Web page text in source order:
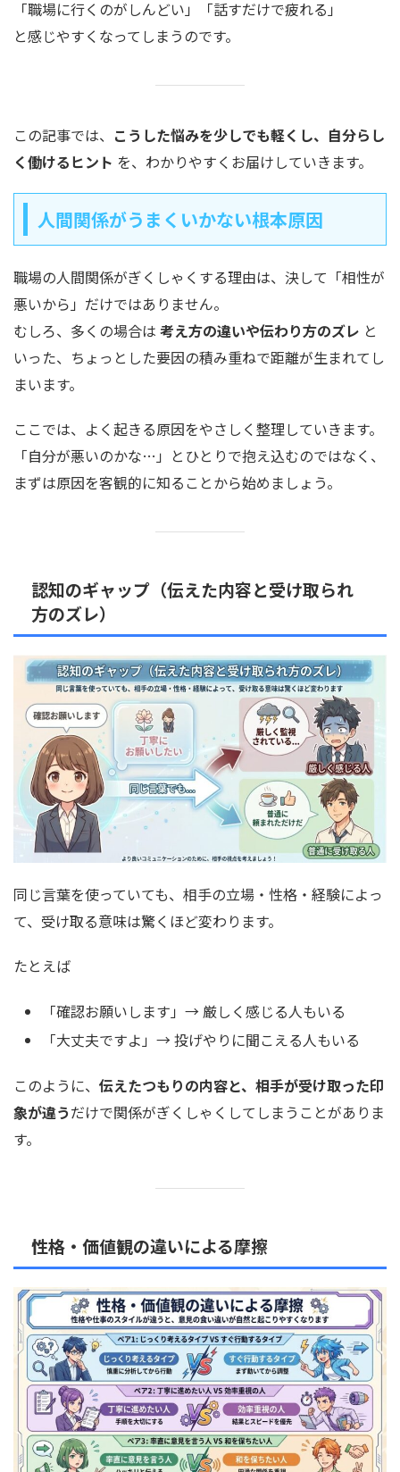
「職場に行くのがしんどい」「話すだけで疲れる」
と感じやすくなってしまうのです。
この記事では、 こうした悩みを少しでも軽くし、自分らし
く働けるヒント を、わかりやすくお届けしていきます。
人間関係がうまくいかない根本原因
職場の人間関係がぎくしゃくする理由は、決して「相性が
悪いから」だけではありません。
むしろ、多くの場合は 考え方の違いや伝わり方のズレ と
いった、ちょっとした要因の積み重ねで距離が生まれてし
まいます。
ここでは、よく起きる原因をやさしく整理していきます。
「自分が悪いのかな…」とひとりで抱え込むのではなく、
まずは原因を客観的に知ることから始めましょう。
認知のギャップ（伝えた内容と受け取られ
方のズレ）
同じ言葉を使っていても、相手の立場・性格・経験によっ
て、受け取る意味は驚くほど変わります。
たとえば
「確認お願いします」→ 厳しく感じる人もいる
「大丈夫ですよ」→ 投げやりに聞こえる人もいる
このように、 伝えたつもりの内容と、相手が受け取った印
象が違うだけで関係がぎくしゃくしてしまうことがありま
す。
性格・価値観の違いによる摩擦